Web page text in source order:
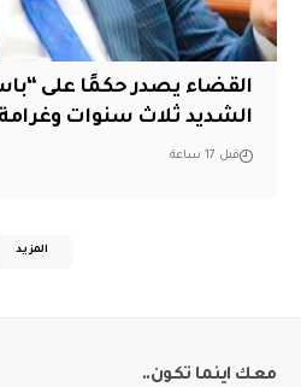
القضاء يصدر حكمًا على
الشديد ثلاث سنوات وغرامة
قبل 17 ساعة
المزيد
معك اينما تكون..